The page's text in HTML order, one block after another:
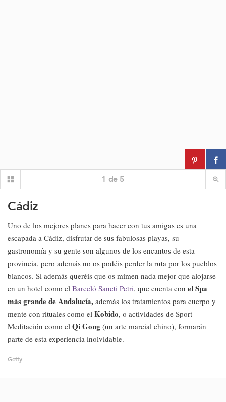
1 de 5
Cádiz
Uno de los mejores planes para hacer con tus amigas es una
escapada a Cádiz, disfrutar de sus fabulosas playas, su
gastronomía y su gente son algunos de los encantos de esta
provincia, pero además no os podéis perder la ruta por los pueblos
blancos. Si además queréis que os mimen nada mejor que alojarse
en un hotel como el Barceló Sancti Petri, que cuenta con el Spa
más grande de Andalucía, además los tratamientos para cuerpo y
mente con rituales como el Kobido, o actividades de Sport
Meditación como el Qi Gong (un arte marcial chino), formarán
parte de esta experiencia inolvidable.
Getty